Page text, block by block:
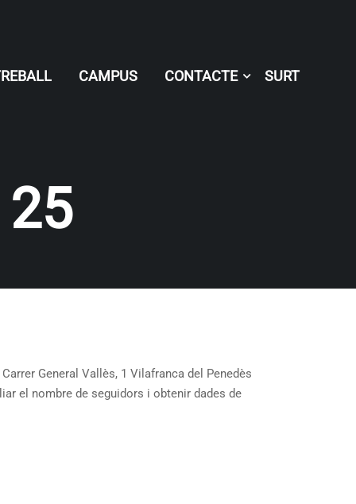
CAMPUS CONTACTE SURT
25
General Vallès, 1 Vilafranca del Penedès
el nombre de seguidors i obtenir dades de